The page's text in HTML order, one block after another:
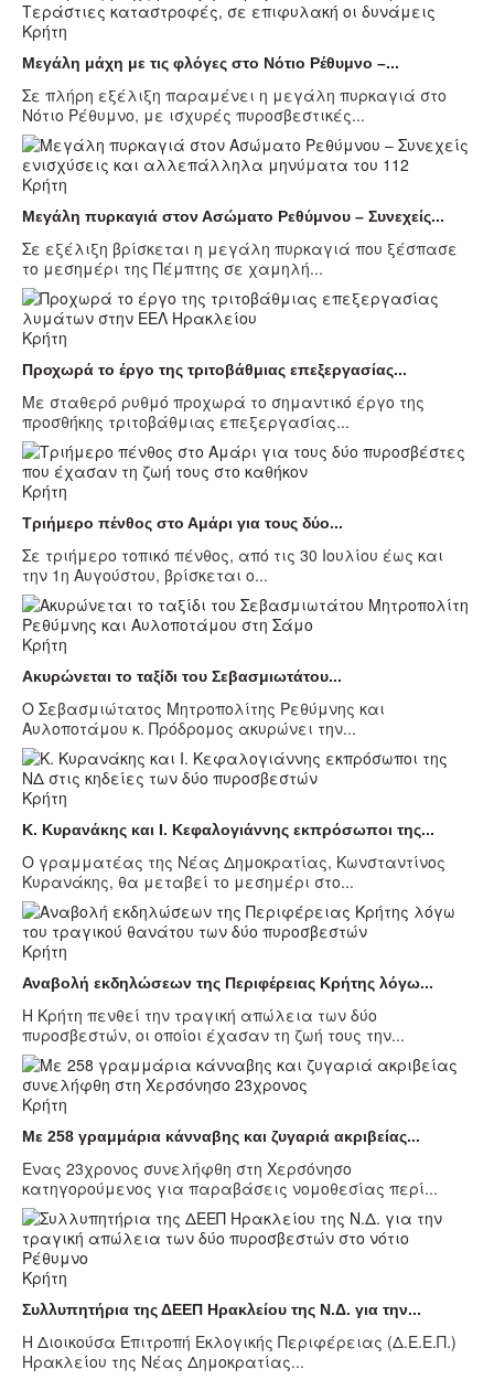
Κρήτη
Μεγάλη μάχη με τις φλόγες στο Νότιο Ρέθυμνο –...
Σε πλήρη εξέλιξη παραμένει η μεγάλη πυρκαγιά στο
Νότιο Ρέθυμνο, με ισχυρές πυροσβεστικές...
Κρήτη
Μεγάλη πυρκαγιά στον Ασώματο Ρεθύμνου – Συνεχείς...
Σε εξέλιξη βρίσκεται η μεγάλη πυρκαγιά που ξέσπασε
το μεσημέρι της Πέμπτης σε χαμηλή...
Κρήτη
Προχωρά το έργο της τριτοβάθμιας επεξεργασίας...
Με σταθερό ρυθμό προχωρά το σημαντικό έργο της
προσθήκης τριτοβάθμιας επεξεργασίας...
Κρήτη
Τριήμερο πένθος στο Αμάρι για τους δύο...
Σε τριήμερο τοπικό πένθος, από τις 30 Ιουλίου έως και
την 1η Αυγούστου, βρίσκεται ο...
Κρήτη
Ακυρώνεται το ταξίδι του Σεβασμιωτάτου...
Ο Σεβασμιώτατος Μητροπολίτης Ρεθύμνης και
Αυλοποτάμου κ. Πρόδρομος ακυρώνει την...
Κρήτη
Κ. Κυρανάκης και Ι. Κεφαλογιάννης εκπρόσωποι της...
Ο γραμματέας της Νέας Δημοκρατίας, Κωνσταντίνος
Κυρανάκης, θα μεταβεί το μεσημέρι στο...
Κρήτη
Αναβολή εκδηλώσεων της Περιφέρειας Κρήτης λόγω...
Η Κρήτη πενθεί την τραγική απώλεια των δύο
πυροσβεστών, οι οποίοι έχασαν τη ζωή τους την...
Κρήτη
Με 258 γραμμάρια κάνναβης και ζυγαριά ακριβείας...
Ενας 23χρονος συνελήφθη στη Χερσόνησο
κατηγορούμενος για παραβάσεις νομοθεσίας περί...
Κρήτη
Συλλυπητήρια της ΔΕΕΠ Ηρακλείου της Ν.Δ. για την...
Η Διοικούσα Επιτροπή Εκλογικής Περιφέρειας (Δ.Ε.Ε.Π.)
Ηρακλείου της Νέας Δημοκρατίας...